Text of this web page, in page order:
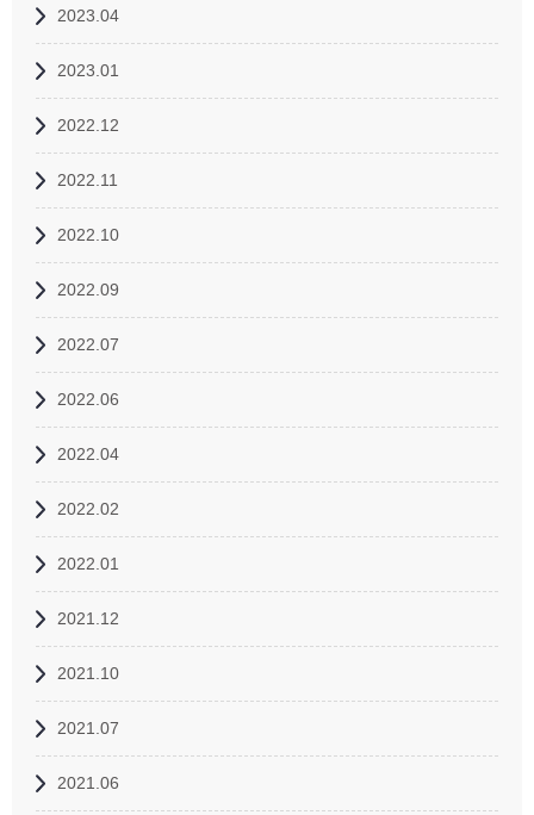
2023.04
2023.01
2022.12
2022.11
2022.10
2022.09
2022.07
2022.06
2022.04
2022.02
2022.01
2021.12
2021.10
2021.07
2021.06